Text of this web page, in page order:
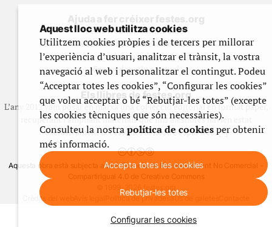
Ajuda a fer créixer festes.org
Feste’n editor/contribuidor
Subscriu-t’hi/Feste’n mecenes
Contracta publicitat
Fes un donatiu puntual
Els llibres de festes.org
L’any 2012 vam posar en marxa una col·lecció editorial en format paper,
recuperant i ampliant materials que fins aleshores havien estat
exclusivament accessibles al nostre espai web. [+]
Aquesta obra està subjecta a una llicència de Reconeixement No Comercial -
CompartirIgual 4.0 de Creative Commons
© 1999-2026 festes.org
Crèdits del web
Política de privadesaÚs de galetes
Aquest lloc web utilitza cookies
Utilitzem cookies pròpies i de tercers per millorar
l’experiència d’usuari, analitzar el trànsit, la vostra
navegació al web i personalitzar el contingut. Podeu
“Acceptar totes les cookies”, “Configurar les cookies”
que voleu acceptar o bé “Rebutjar-les totes” (excepte
les cookies tècniques que són necessàries).
Consulteu la nostrapolítica de cookiesper obtenir
més informació.
Accepta totes les cookies
Rebutjar-les totes
Configurar les cookies